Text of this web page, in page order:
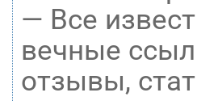
— Все
вечные
отзывы,